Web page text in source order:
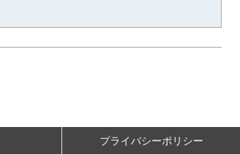
プライバシーポリシー